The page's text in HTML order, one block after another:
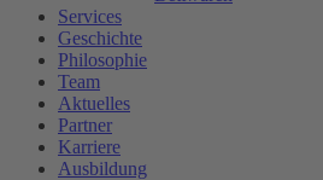
Services
Geschichte
Philosophie
Team
Aktuelles
Partner
Karriere
Ausbildung